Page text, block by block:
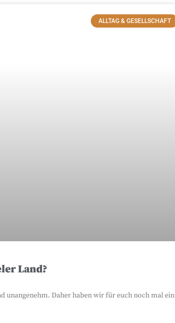
ALLTAG & GESELLSCHAFT
Land?
unangenehm. Daher haben wir für euch noch mal ein